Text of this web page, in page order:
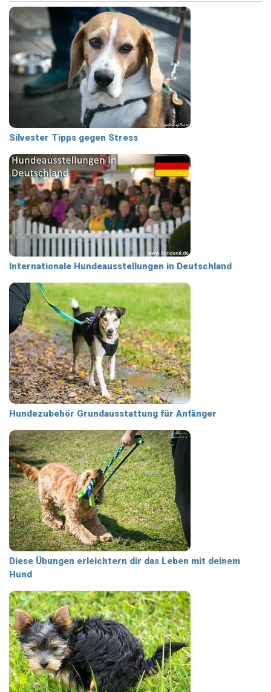
Silvester Tipps gegen Stress
Internationale Hundeausstellungen in Deutschland
Hundezubehör Grundausstattung für Anfänger
Diese Übungen erleichtern dir das Leben mit deinem
Hund